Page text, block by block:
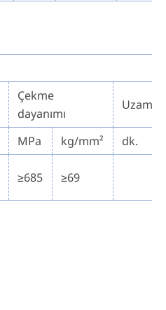
Çekme
dayanımı
Uzama
MPa kg/mm² dk.
≥685 ≥69